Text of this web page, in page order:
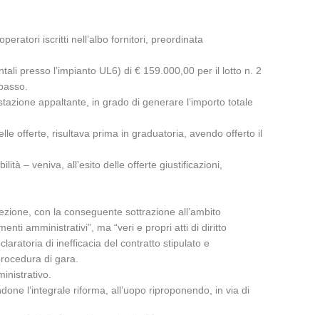
iscritti nell’albo fornitori, preordinata
presso l’impianto UL6) di € 159.000,00 per il lotto n. 2
appaltante, in grado di generare l’importo totale
offerte, risultava prima in graduatoria, avendo offerto il
– veniva, all’esito delle offerte giustificazioni,
con la conseguente sottrazione all’ambito
amministrativi”, ma “veri e propri atti di diritto
di inefficacia del contratto stipulato e
di gara.
l’integrale riforma, all’uopo riproponendo, in via di